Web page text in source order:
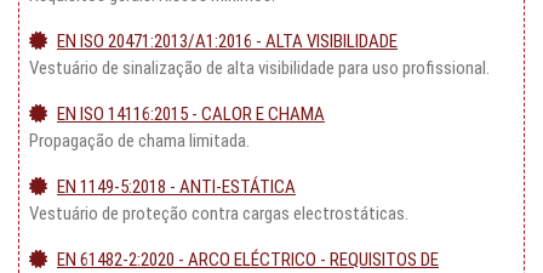
EN ISO 20471:2013/A1:2016 - ALTA VISIBILIDADE
Vestuário de sinalização de alta visibilidade para uso profissional.
EN ISO 14116:2015 - CALOR E CHAMA
Propagação de chama limitada.
EN 1149-5:2018 - ANTI-ESTÁTICA
Vestuário de proteção contra cargas electrostáticas.
EN 61482-2:2020 - ARCO ELÉCTRICO - REQUISITOS DE